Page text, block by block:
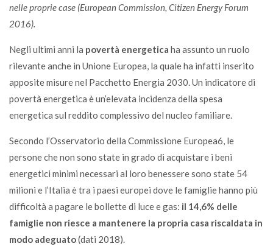
nelle proprie case (European Commission, Citizen Energy Forum
2016).
Negli ultimi anni la povertà energetica ha assunto un ruolo
rilevante anche in Unione Europea, la quale ha infatti inserito
apposite misure nel Pacchetto Energia 2030. Un indicatore di
povertà energetica è un’elevata incidenza della spesa
energetica sul reddito complessivo del nucleo familiare.
Secondo l’Osservatorio della Commissione Europea6, le
persone che non sono state in grado di acquistare i beni
energetici minimi necessari al loro benessere sono state 54
milioni e l’Italia è tra i paesi europei dove le famiglie hanno più
difficoltà a pagare le bollette di luce e gas: il 14,6% delle
famiglie non riesce a mantenere la propria casa riscaldata in
modo adeguato(dati 2018).